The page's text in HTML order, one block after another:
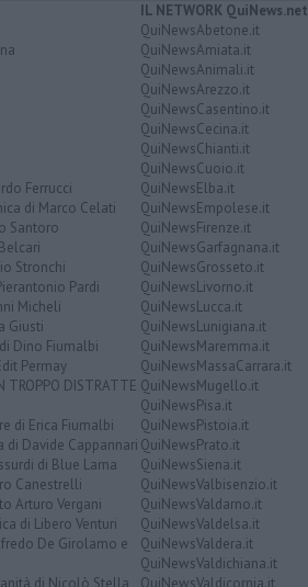
Ferrucci
di Marco Celati
Santoro
Stronchi
Pardi
Micheli
Giusti
di Dino Fiumalbi
Permay
TROPPO DISTRATTE
di Erica Fiumalbi
di Davide Cappannari
di Blue Lama
Canestrelli
Arturo Vergani
di Libero Venturi
De Girolamo e
IL NETWORK QuiNews.net
QuiNewsAbetone.it
QuiNewsAmiata.it
QuiNewsAnimali.it
QuiNewsArezzo.it
QuiNewsCasentino.it
QuiNewsCecina.it
QuiNewsChianti.it
QuiNewsCuoio.it
QuiNewsElba.it
QuiNewsEmpolese.it
QuiNewsFirenze.it
QuiNewsGarfagnana.it
QuiNewsGrosseto.it
QuiNewsLivorno.it
QuiNewsLucca.it
QuiNewsLunigiana.it
QuiNewsMaremma.it
QuiNewsMassaCarrara.it
QuiNewsMugello.it
QuiNewsPisa.it
QuiNewsPistoia.it
QuiNewsPrato.it
QuiNewsSiena.it
QuiNewsValbisenzio.it
QuiNewsValdarno.it
QuiNewsValdelsa.it
QuiNewsValdera.it
QuiNewsValdichiana.it